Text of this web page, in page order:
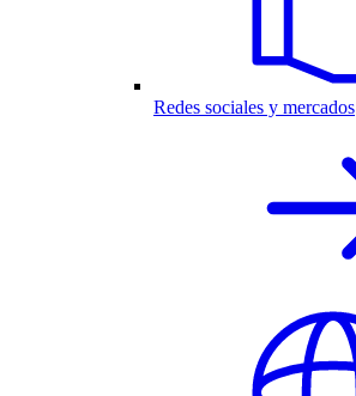
Redes sociales y mercados